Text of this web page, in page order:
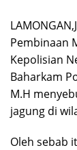
Pembinaan
Kepolisian
Baharkam
M.H
jagung di
Oleh sebab